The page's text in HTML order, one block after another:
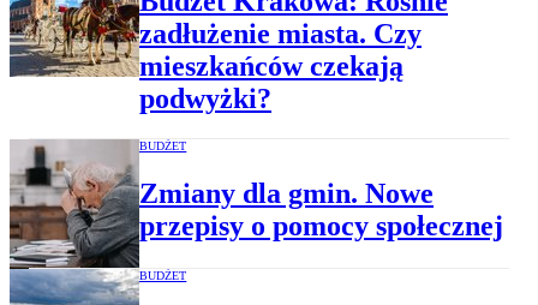
zadłużenie miasta. Czy
mieszkańców czekają
podwyżki?
BUDŻET
Zmiany dla gmin. Nowe
przepisy o pomocy społecznej
BUDŻET